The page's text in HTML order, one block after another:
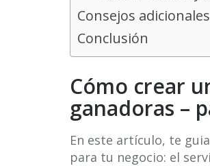
Consejos
Conclusión
Cómo crear
ganadoras –
En este artículo, te
para tu negocio: el